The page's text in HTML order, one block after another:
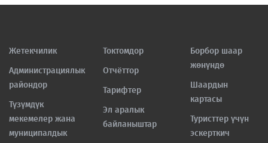
Жетекчилик
Администрациялык
райондор
Түзүмдүк
мекемелер жана
муниципалдык
Токтомдор
Отчёттор
Тарифтер
Эл аралык
байланыштар
Борбор шаар
жөнүндө
Шаардын
картасы
Туристтер үчүн
эскерткич